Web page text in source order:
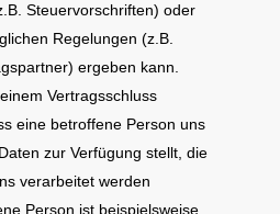
Steuervorschriften) oder
Regelungen (z.B.
ergeben kann.
Vertragsschluss
eine betroffene Person uns
zur Verfügung stellt, die
verarbeitet werden
Person ist beispielsweise